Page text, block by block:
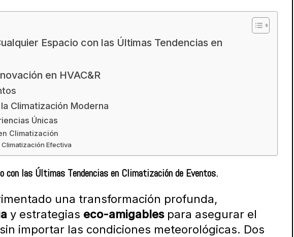
Espacio con las Últimas Tendencias en
en HVAC&R
Climatización Moderna
Únicas
Climatización
Efectiva
con las Últimas Tendencias en Climatización de Eventos.
una transformación profunda,
y estrategias eco-amigablespara asegurar el
importar las condiciones meteorológicas. Dos